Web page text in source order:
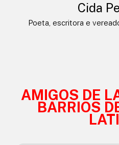
Cida
Poeta, escritora e
AMIGOS DE
BARRIOS